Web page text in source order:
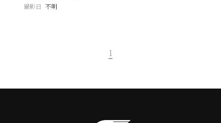
撮影日
不明
1